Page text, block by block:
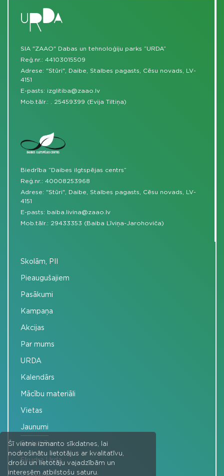
Šī vietne izmanto sīkdatnes, lai
nodrošinātu lietotājus ar kvalitatīvu,
drošu un lietotāju vajadzībām un
interesēm atbilstošu saturu.
SIA "ZAAO" Dabas un tehnoloģiju parks “URDA”
Reģ.nr.: 44103015509
Adrese: "Stūri", Daibe, Stalbes pagasts, Cēsu novads, LV-
4151
E-pasts: izglitiba@zaao.lv
Mob.tālr.:
25459399 (Evija Tiltiņa)
Biedrība “Daibes ilgtspējas centrs”
Reģ.nr.: 40008253968
Adrese: "Stūri", Daibe, Stalbes pagasts, Cēsu novads, LV-
4151
E-pasts: baiba.livina@zaao.lv
Mob.tālr.: 29433353 (Baiba Līviņa-Jarohoviča)
Skolām, PII
Pieaugušajiem
Pasākumi
Kampaņa
Akcijas
Par mums
URDA
Kalendārs
Mācību materiāli
Vietas
Jaunumi
Sadarbība
Skudra Urda